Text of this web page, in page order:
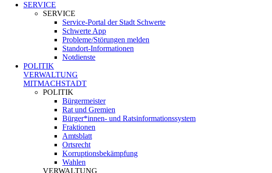
SERVICE
SERVICE
Service-Portal der Stadt Schwerte
Schwerte App
Probleme/Störungen melden
Standort-Informationen
Notdienste
POLITIK
VERWALTUNG
MITMACHSTADT
POLITIK
Bürgermeister
Rat und Gremien
Bürger*innen- und Ratsinformationssystem
Fraktionen
Amtsblatt
Ortsrecht
Korruptionsbekämpfung
Wahlen
VERWALTUNG